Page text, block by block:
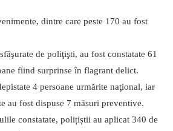
dintre care peste 170 au fost
de poliţişti, au fost constatate 61
fiind surprinse în flagrant delict.
4 persoane urmărite naţional, iar
au fost dispuse 7 măsuri preventive.
constatate, polițiștii au aplicat 340 de